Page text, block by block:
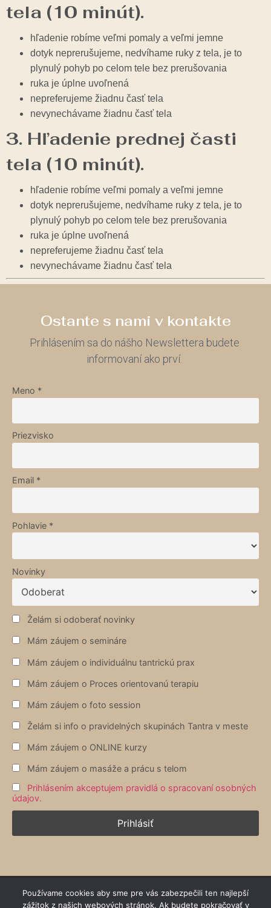
tela (10 minút).
hľadenie robíme veľmi pomaly a veľmi jemne
dotyk neprerušujeme, nedvíhame ruky z tela, je to
plynulý pohyb po celom tele bez prerušovania
ruka je úplne uvoľnená
nepreferujeme žiadnu časť tela
nevynechávame žiadnu časť tela
3. Hľadenie prednej časti
tela (10 minút).
hľadenie robíme veľmi pomaly a veľmi jemne
dotyk neprerušujeme, nedvíhame ruky z tela, je to
plynulý pohyb po celom tele bez prerušovania
ruka je úplne uvoľnená
nepreferujeme žiadnu časť tela
nevynechávame žiadnu časť tela
Ostante s nami v kontakte
Prihlásením sa do nášho Newslettera budete
informovaní ako prví.
Meno *
Priezvisko
Email *
Pohlavie *
Novinky
Želám si odoberať novinky
Mám záujem o semináre
Mám záujem o individuálnu tantrickú prax
Mám záujem o Proces orientovanú terapiu
Mám záujem o foto session
Želám si info o pravidelných skupinách Tantra v meste
Mám záujem o ONLINE kurzy
Mám záujem o masáže a prácu s telom
Prihlásením akceptujem pravidlá o spracovaní osobných
údajov.
Používame cookies aby sme pre vás zabezpečili ten najlepší
zážitok z našich webových stránok. Ak budete pokračovať v